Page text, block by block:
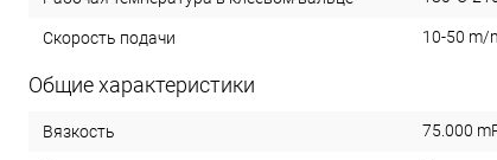
Скорость подачи 10-50 m/
Общие характеристики
Вязкость 75.000